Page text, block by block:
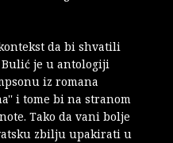
da bi shvatili
Bulić je u antologiji
iz romana
i tome bi na stranom
Tako da vani bolje
zbilju upakirati u